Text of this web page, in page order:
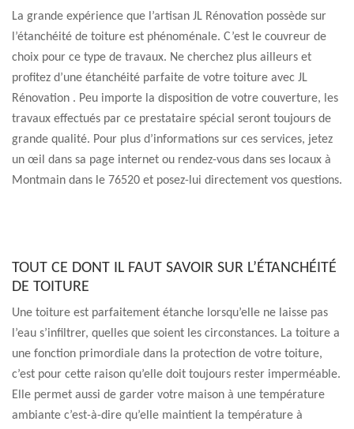
La grande expérience que l’artisan JL Rénovation possède sur
l’étanchéité de toiture est phénoménale. C’est le couvreur de
choix pour ce type de travaux. Ne cherchez plus ailleurs et
profitez d’une étanchéité parfaite de votre toiture avec JL
Rénovation . Peu importe la disposition de votre couverture, les
travaux effectués par ce prestataire spécial seront toujours de
grande qualité. Pour plus d’informations sur ces services, jetez
un œil dans sa page internet ou rendez-vous dans ses locaux à
Montmain dans le 76520 et posez-lui directement vos questions.
TOUT CE DONT IL FAUT SAVOIR SUR L’ÉTANCHÉITÉ
DE TOITURE
Une toiture est parfaitement étanche lorsqu’elle ne laisse pas
l’eau s’infiltrer, quelles que soient les circonstances. La toiture a
une fonction primordiale dans la protection de votre toiture,
c’est pour cette raison qu’elle doit toujours rester imperméable.
Elle permet aussi de garder votre maison à une température
ambiante c’est-à-dire qu’elle maintient la température à